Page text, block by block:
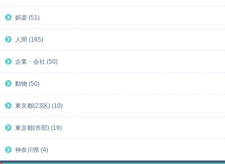
娯楽 (51)
人間 (165)
企業・会社 (50)
動物 (50)
東京都(23区) (10)
東京都(市部) (19)
神奈川県 (4)